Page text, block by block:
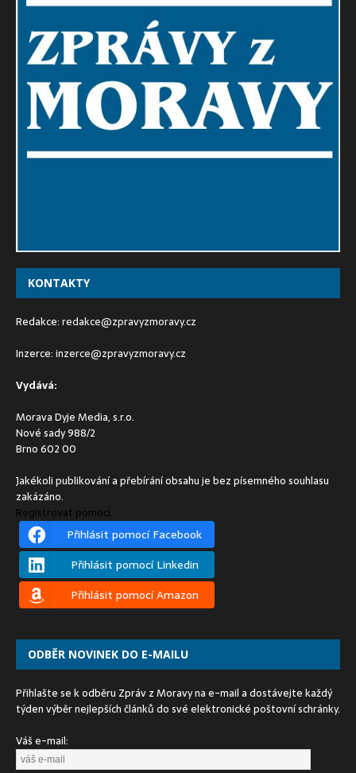
KONTAKTY
Redakce:redakce@zpravyzmoravy.cz
Inzerce:inzerce@zpravyzmoravy.cz
Vydává:
Morava Dyje Media, s.r.o.
Nové sady 988/2
Brno 602 00
Jakékoli publikování a přebírání obsahu je bez písemného souhlasu
zakázáno.
Registrovat pomocí
Přihlásit pomocí Facebook
Přihlásit pomocí Linkedin
Přihlásit pomocí Amazon
ODBĚR NOVINEK DO E-MAILU
Přihlašte se k odběru Zpráv z Moravy na e-mail a dostávejte každý
týden výběr nejlepších článků do své elektronické poštovní schránky.
Váš e-mail: